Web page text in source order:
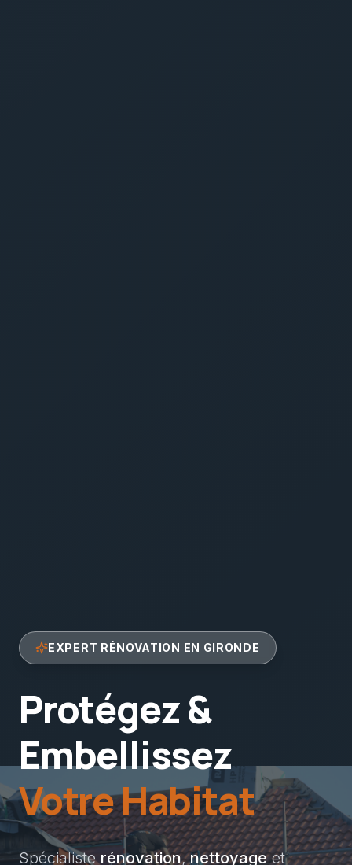
EXPERT RÉNOVATION EN GIRONDE
Protégez &
Embellissez
Votre Habitat
Spécialisterénovation,nettoyageet